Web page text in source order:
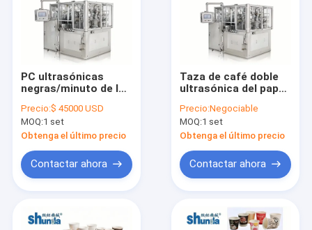
PC ultrasónicas
negras/minuto de la
producción de la
taza de papel del aire
caliente
Precio:$ 45000 USD
MOQ:1 set
Obtenga el último precio
Contactar ahora
Taza de café doble
ultrasónica del papel
hace máquina 100
PC/minuto 12
kilovatios
Precio:Negociable
MOQ:1 set
Obtenga el último precio
Contactar ahora